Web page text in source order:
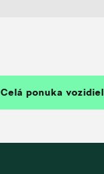
Celá ponuka vozidiel